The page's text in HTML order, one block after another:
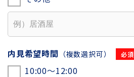
内見希望時間 （複数選択可）
10:00〜12:00